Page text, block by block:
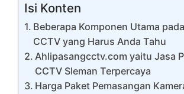
Isi Konten
Beberapa Komponen Utama
CCTV yang Harus Anda Tahu
Ahlipasangcctv.com yaitu Jasa
CCTV Sleman Terpercaya
Harga Paket Pemasangan